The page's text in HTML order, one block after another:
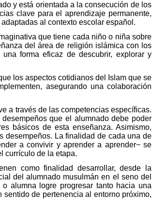
y está orientada a la consecución de los
clave para el aprendizaje permanente,
al contexto escolar español.
que tiene cada niño o niña sobre
del área de religión islámica con los
forma eficaz de descubrir, explorar y
los aspectos cotidianos del Islam que se
asegurando una colaboración
a través de las competencias específicas.
que el alumnado debe poder
básicos de esta enseñanza. Asimismo,
desempeños. La finalidad de cada una de
a convivir y aprender a aprender− se
currículo de la etapa.
como finalidad desarrollar, desde la
del alumnado musulmán en el seno del
alumna logre progresar tanto hacia una
de pertenencia al entorno próximo,